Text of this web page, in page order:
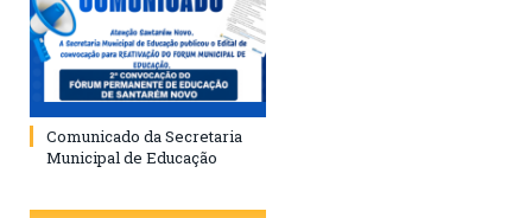
Comunicado da Secretaria
Municipal de Educação